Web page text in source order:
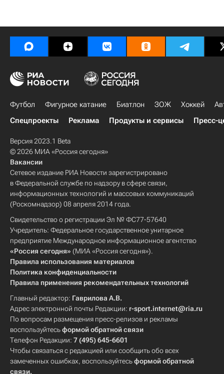
Футбол Фигурное катание Биатлон ЗОЖ Хоккей
Спецпроекты
Реклама Продукты и сервисы Пресс-
Версия 2023.1 Beta
© 2026 МИА «Россия сегодня»
Вакансии
Сетевое издание РИА Новости зарегистрировано
в Федеральной службе по надзору в сфере связи,
информационных технологий и массовых коммуникаций
(Роскомнадзор) 08 апреля 2014 года.
Свидетельство о регистрации Эл № ФС77-57640
Учредитель: Федеральное государственное унитарное
предприятие Международное информационное агентство
«Россия сегодня» (МИА «Россия сегодня»).
Правила использования материалов
Политика конфиденциальности
Правила применения рекомендательных технологий
Главный редактор: Гаврилова А.В.
Адрес электронной почты Редакции: r-sport.internet@ria.ru
По вопросам размещения пресс-релизов и рекламы
воспользуйтесьформой обратной связи
Телефон Редакции: 7 (495) 645-6601
Чтобы связаться с редакцией или сообщить обо всех
замеченных ошибках, воспользуйтесьформой обратной
связи.